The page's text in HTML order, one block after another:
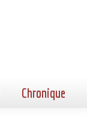
Chronique